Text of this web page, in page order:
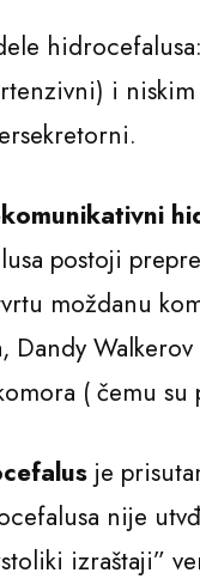
i
postoji
moždanu
Dandy
( čemu
je
nije
izraštaji”